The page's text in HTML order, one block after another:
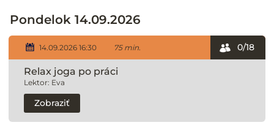
Pondelok 14.09.2026
14.09.2026 16:30 75 min.
Relax joga po práci
Lektor: Eva
0/18
Zobraziť